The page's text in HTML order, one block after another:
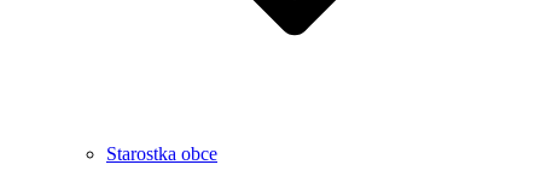
Starostka obce